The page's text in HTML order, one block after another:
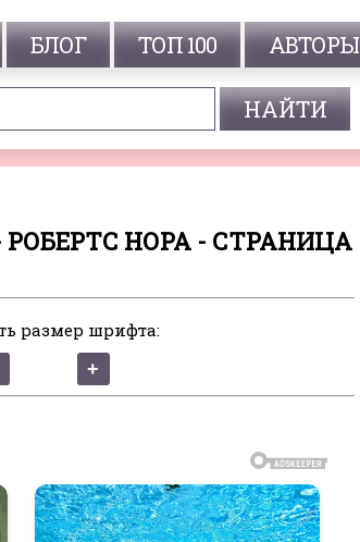
БЛОГ ТОП 100 АВТОРЫ
НОРА - СТРАНИЦА
размер шрифта: